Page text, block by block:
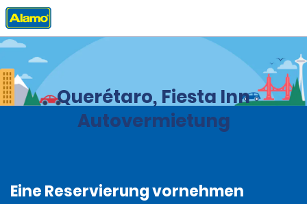
Privat Stationen
Querétaro, Fiesta Inn
Autovermietung
Eine Reservierung vornehmen